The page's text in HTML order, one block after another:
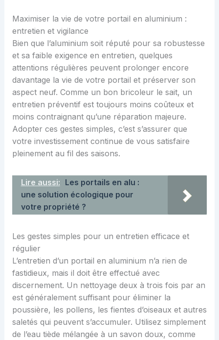
Maximiser la vie de votre portail en aluminium :
entretien et vigilance
Bien que l’aluminium soit réputé pour sa robustesse
et sa faible exigence en entretien, quelques
attentions régulières peuvent prolonger encore
davantage la vie de votre portail et préserver son
aspect neuf. Comme un bon bricoleur le sait, un
entretien préventif est toujours moins coûteux et
moins contraignant qu’une réparation majeure.
Adopter ces gestes simples, c’est s’assurer que
votre investissement continue de vous satisfaire
pleinement au fil des saisons.
Lire aussi: Les portails en alu :
une solution écologique pour
votre propriété ?
Les gestes simples pour un entretien efficace et
régulier
L’entretien d’un portail en aluminium n’a rien de
fastidieux, mais il doit être effectué avec
discernement. Un nettoyage deux à trois fois par an
est généralement suffisant pour éliminer la
poussière, les pollens, les fientes d’oiseaux et autres
saletés qui peuvent s’accumuler. Utilisez simplement
de l’eau tiède mélangée à un savon doux, comme